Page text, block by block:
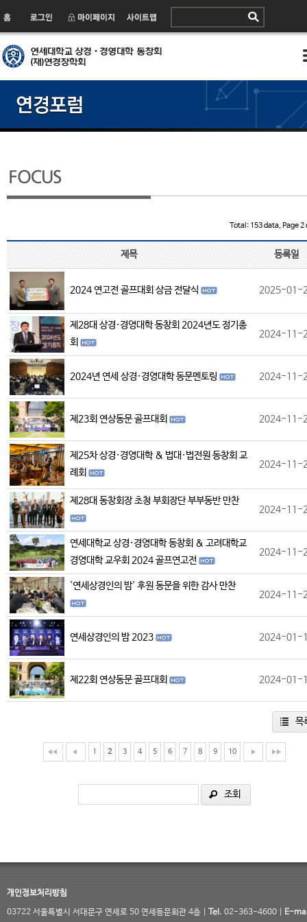
Total: 153 data, Page 2
제목 등록일
2024 연고전 골프대회 상금 전달식 2025-01-
제28대 상경·경영대학 동창회 2024년도 정기총
회
2024-11-
2024년 연세 상경·경영대학 동문멘토링 2024-11-
제23회 연상동문 골프대회 2024-11-
제25차 상경·경영대학 & 법대·법전원 동창회 교
례회
2024-11-
제28대 동창회장 초청 부회장단 부부동반 만찬
2024-11-
연세대학교 상경·경영대학 동창회 & 고려대학교
경영대학 교우회 2024 골프연고전
2024-11-
'연세상경인의 밤' 후원 동문을 위한 감사 만찬
2024-11-
연세상경인의 밤 2023 2024-01-
제22회 연상동문 골프대회 2024-01-
목
1 2 3 4 5 6 7 8 9 10
조회
개인정보처리방침
03722 서울특별시 서대문구 연세로 50 연세동문회관 4층 | Tel. 02-363-4600 | E-